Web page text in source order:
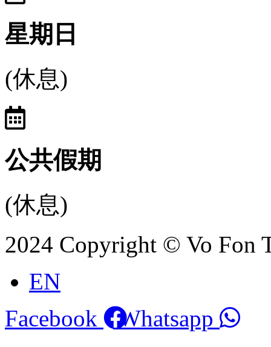
星期日
(休息)
公共假期
(休息)
2024 Copyright © Vo Fon
EN
Facebook
Whatsapp